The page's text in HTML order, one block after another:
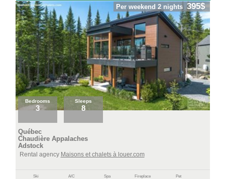
Per weekend 2 nights 395$
Bedrooms
3
Sleeps
8
Québec
Chaudière Appalaches
Adstock
Rental agency Maisons et chalets à louer.com
Ski A/C Spa Fireplace Pet